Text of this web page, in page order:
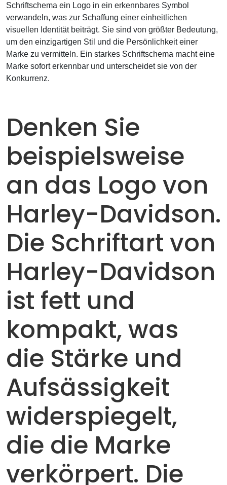
Schriftschema ein Logo in ein erkennbares Symbol
verwandeln, was zur Schaffung einer einheitlichen
visuellen Identität beiträgt. Sie sind von größter Bedeutung,
um den einzigartigen Stil und die Persönlichkeit einer
Marke zu vermitteln. Ein starkes Schriftschema macht eine
Marke sofort erkennbar und unterscheidet sie von der
Konkurrenz.
Denken Sie
beispielsweise
an das Logo von
Harley-Davidson.
Die Schriftart von
Harley-Davidson
ist fett und
kompakt, was
die Stärke und
Aufsässigkeit
widerspiegelt,
die die Marke
verkörpert. Die